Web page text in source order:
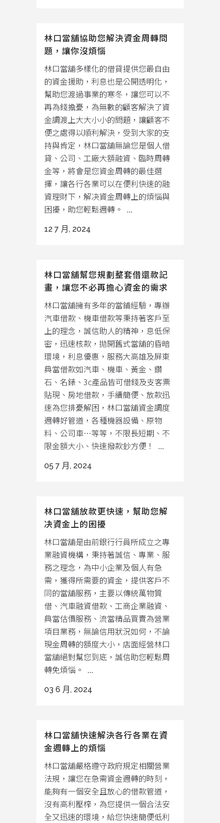
林口當舖協助您解決資金周轉問
題，讓你沒煩惱
林口當舖多樣化的借貸提供您最自由
的資金援助，利息也是公開透明化，
幫助您渡過事業的寒冬，讓您可以不
再為錢擔憂，為無數的顧客解決了資
金調渡上大大小小的問題，讓顧客不
便之處得以順利解決，受到大家的支
持與肯定，林口當舖無論您是個人借
貸、公司、工廠大額融資、臨時周轉
金等，將會是您資金周轉的最佳選
擇，讓各行各業可以在便利快速的融
資理財下，解决資金周轉上的煩惱與
困擾，助您輕鬆週轉。 ...
12 7 月, 2024
林口當舖幫您規劃整套借還款記
畫，讓您不必再擔心資金的需求
林口當舖擁有多年的當鋪經驗，專辦
汽車借款、機車借款等秉持著客戶至
上的理念，誠信助人的精神，息低保
密，迅速核款，拋開舊式當舖的昏暗
環境，利息優惠，服務大高雄及屏東
典當借款如汽車、機車、黃金、鑽
石、名錶、3c產品皆可借錢及支客票
貼現、房地借款，手續簡便、放款迅
速為您排憂解困，林口當舖資金調度
週轉好管道，各種機器設備、原物
料、公司車…等等，不限長短期、不
限金額大小、快速撥款鈔方便！ ...
05 7 月, 2024
林口當舖放款更快速，幫助您解
决資金上的困擾
林口當舖是由前銀行行員所成立之專
業融資機構，秉持著誠信、專業、服
務之理念，為中小企業及個人有急
需，獲得所需要的資金，提供客戶不
同的當舖服務，主要以傳統萬物質
借、汽車融資借款、工商企業融資、
典當估價服務、流當精品買賣為營業
項目業務，無論信用狀況如何，不論
現金周轉的額度大小，店面經營林口
當舖絕對幫您到底，誠信助您輕鬆周
轉免煩惱。 ...
03 6 月, 2024
林口當舖快速解決各行各業在資
金週轉上的煩惱
林口當舖嚴格遵守政府規定相關營業
法規，讓您在急需資金週轉的時刻，
能夠有一個安全且放心的借款管道，
沒有高利壓榨，為您提供一個合法安
全又迅速的環境，給您快速簡便低利